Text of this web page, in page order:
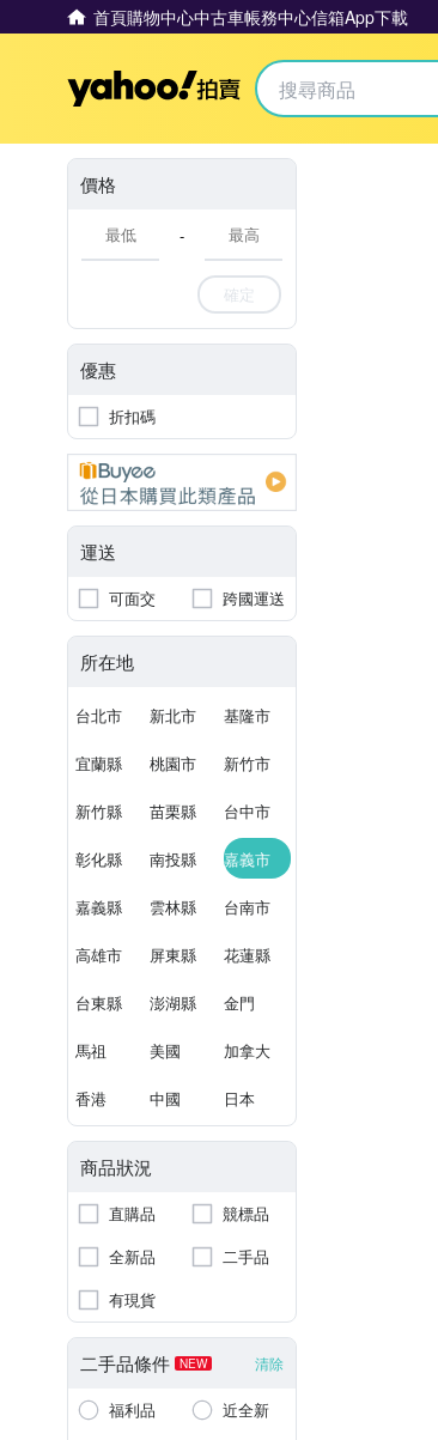
首頁購物中心中古車帳務中心信箱App下載
Yahoo拍賣
價格
-
確定
優惠
折扣碼
運送
可面交 跨國運送
所在地
台北市 新北市 基隆市
宜蘭縣 桃園市 新竹市
新竹縣 苗栗縣 台中市
彰化縣 南投縣 嘉義市
嘉義縣 雲林縣 台南市
高雄市 屏東縣 花蓮縣
台東縣 澎湖縣 金門
馬祖 美國 加拿大
香港 中國 日本
商品狀況
直購品
競標品
全新品
二手品
有現貨
二手品條件 NEW 清除
福利品
近全新